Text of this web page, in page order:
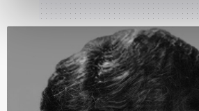
kalemimiz olduğunu sizlere
Her halükârda, kullanıcılar, bu
takdirde, kullanıcılara hedefli
gösterilmeyecektir."